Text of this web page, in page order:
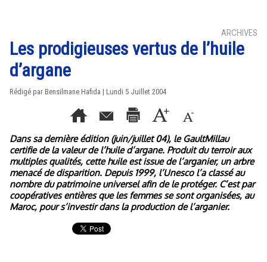
ARCHIVES
Les prodigieuses vertus de l’huile
d’argane
Rédigé par Bensilmane Hafida | Lundi 5 Juillet 2004
Dans sa dernière édition (juin/juillet 04), le GaultMillau
certifie de la valeur de l’huile d’argane. Produit du terroir aux
multiples qualités, cette huile est issue de l’arganier, un arbre
menacé de disparition. Depuis 1999, l’Unesco l’a classé au
nombre du patrimoine universel afin de le protéger. C’est par
coopératives entières que les femmes se sont organisées, au
Maroc, pour s’investir dans la production de l’arganier.